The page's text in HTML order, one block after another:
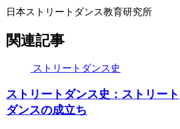
日本ストリートダンス教育研究所
関連記事
ストリートダンス史
ストリートダンス史：ストリート
ダンスの成立ち